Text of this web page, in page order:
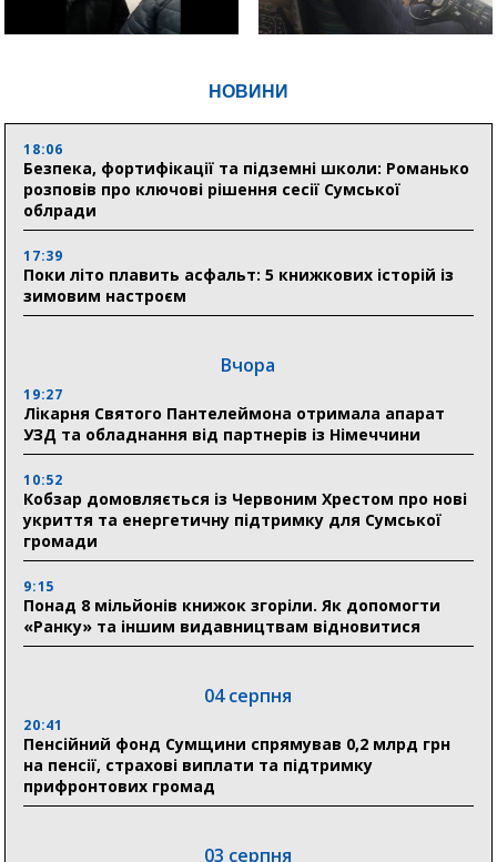
НОВИНИ
18:06
Безпека, фортифікації та підземні школи: Романько
розповів про ключові рішення сесії Сумської
облради
17:39
Поки літо плавить асфальт: 5 книжкових історій із
зимовим настроєм
Вчора
19:27
Лікарня Святого Пантелеймона отримала апарат
УЗД та обладнання від партнерів із Німеччини
10:52
Кобзар домовляється із Червоним Хрестом про нові
укриття та енергетичну підтримку для Сумської
громади
9:15
Понад 8 мільйонів книжок згоріли. Як допомогти
«Ранку» та іншим видавництвам відновитися
04 серпня
20:41
Пенсійний фонд Сумщини спрямував 0,2 млрд грн
на пенсії, страхові виплати та підтримку
прифронтових громад
03 серпня